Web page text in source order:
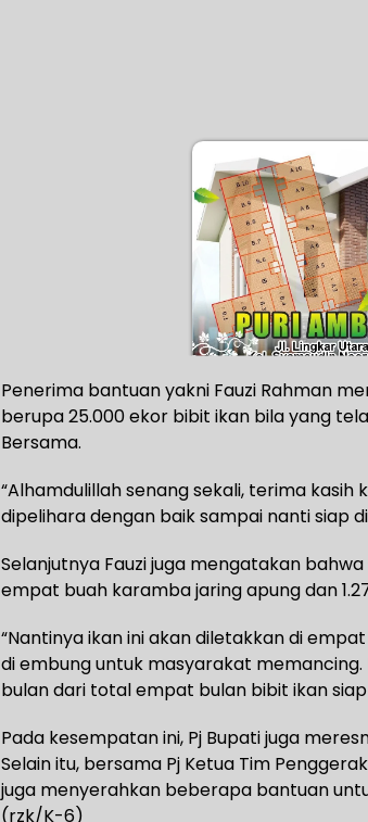
Penerima bantuan yakni Fauzi Rahman
berupa 25.000 ekor bibit ikan bila yang
Bersama.
“Alhamdulillah senang sekali, terima
dipelihara dengan baik sampai nanti siap
Selanjutnya Fauzi juga mengatakan
empat buah karamba jaring apung dan
“Nantinya ikan ini akan diletakkan di
di embung untuk masyarakat
bulan dari total empat bulan bibit ikan siap
Pada kesempatan ini, Pj Bupati juga
Selain itu, bersama Pj Ketua Tim
juga menyerahkan beberapa bantuan
(rzk/K-6)